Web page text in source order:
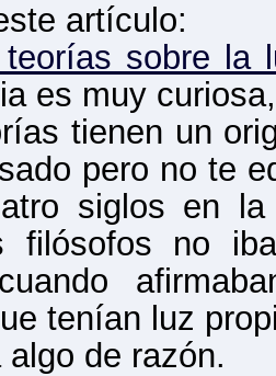
artículo:
sobre la
es muy
tienen un
pero no te
siglos en
filósofos no
tenían luz
de razón.